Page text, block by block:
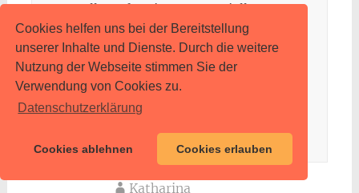
Cookies helfen uns bei der Bereitstellung
unserer Inhalte und Dienste. Durch die weitere
Nutzung der Webseite stimmen Sie der
Verwendung von Cookies zu.
Datenschutzerklärung
Cookies ablehnen Cookies erlauben
Darstellung für einen potenzieller
Auftraggeber ändert sich nichts. Die
1,22% ergibt sich aus der einfachen
Rechnung: 4*100/327 = 1,22%. Von 327
Texten wurden 4 Texte bei
“Inhalt/Vorgabenerfüllung” mit der
Katharina